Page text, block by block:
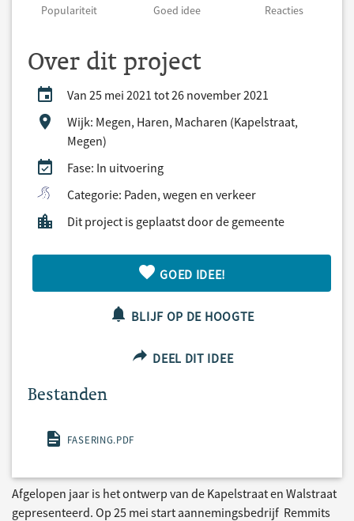
Populariteit Goed idee Reacties
Over dit project
Van 25 mei 2021 tot 26 november 2021
Wijk: Megen, Haren, Macharen (Kapelstraat,
Megen)
Fase: In uitvoering
Categorie: Paden, wegen en verkeer
Dit project is geplaatst door de gemeente
GOED IDEE!
BLIJF OP DE HOOGTE
DEEL DIT IDEE
Bestanden
FASERING.PDF
Afgelopen jaar is het ontwerp van de Kapelstraat en Walstraat
gepresenteerd. Op 25 mei start aannemingsbedrijf Remmits